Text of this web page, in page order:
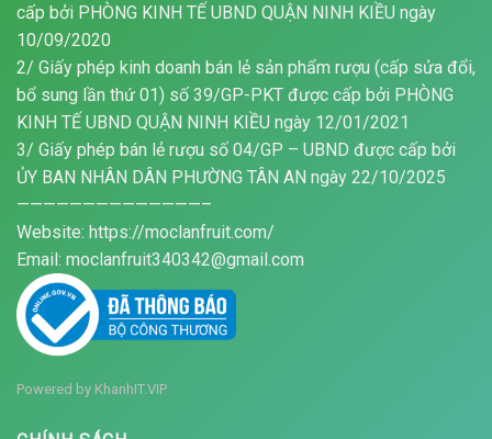
cấp bởi PHÒNG KINH TẾ UBND QUẬN NINH KIỀU ngày
10/09/2020
2/ Giấy phép kinh doanh bán lẻ sản phẩm rượu (cấp sửa đổi,
bổ sung lần thứ 01) số 39/GP-PKT được cấp bởi PHÒNG
KINH TẾ UBND QUẬN NINH KIỀU ngày 12/01/2021
3/ Giấy phép bán lẻ rượu số 04/GP – UBND được cấp bởi
ỦY BAN NHÂN DÂN PHƯỜNG TÂN AN ngày 22/10/2025
——————————————–
Website: https://moclanfruit.com/
Email: moclanfruit340342@gmail.com
Powered by KhanhIT.VIP